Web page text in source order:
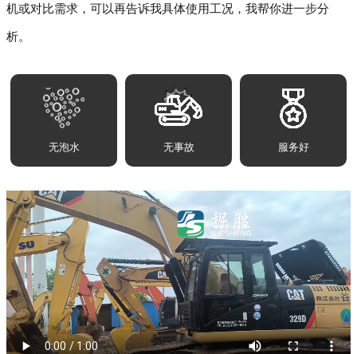
机或对比需求，可以再告诉我具体使用工况，我帮你进一步分
析。
无泡水 无事故 服务好